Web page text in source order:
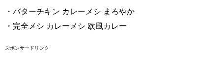
・バターチキン カレーメシ まろやか
・完全メシ カレーメシ 欧風カレー
スポンサードリンク